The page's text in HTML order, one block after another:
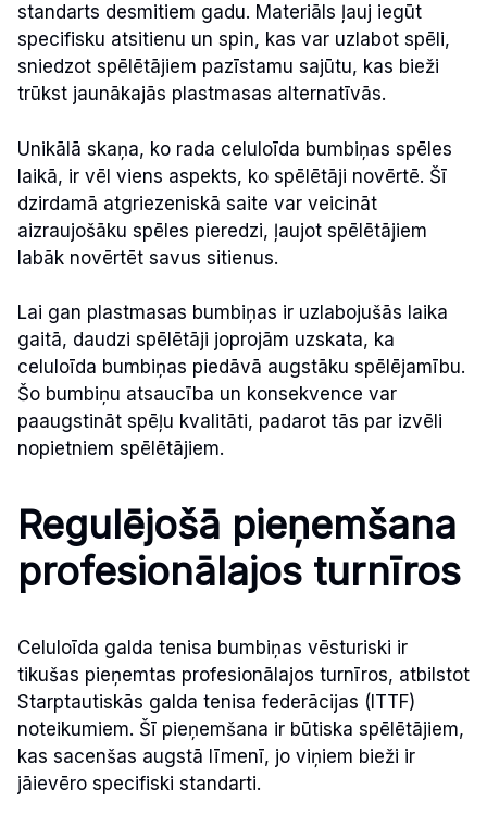
standarts desmitiem gadu. Materiāls ļauj iegūt
specifisku atsitienu un spin, kas var uzlabot spēli,
sniedzot spēlētājiem pazīstamu sajūtu, kas bieži
trūkst jaunākajās plastmasas alternatīvās.
Unikālā skaņa, ko rada celuloīda bumbiņas spēles
laikā, ir vēl viens aspekts, ko spēlētāji novērtē. Šī
dzirdamā atgriezeniskā saite var veicināt
aizraujošāku spēles pieredzi, ļaujot spēlētājiem
labāk novērtēt savus sitienus.
Lai gan plastmasas bumbiņas ir uzlabojušās laika
gaitā, daudzi spēlētāji joprojām uzskata, ka
celuloīda bumbiņas piedāvā augstāku spēlējamību.
Šo bumbiņu atsaucība un konsekvence var
paaugstināt spēļu kvalitāti, padarot tās par izvēli
nopietniem spēlētājiem.
Regulējošā pieņemšana
profesionālajos turnīros
Celuloīda galda tenisa bumbiņas vēsturiski ir
tikušas pieņemtas profesionālajos turnīros, atbilstot
Starptautiskās galda tenisa federācijas (ITTF)
noteikumiem. Šī pieņemšana ir būtiska spēlētājiem,
kas sacenšas augstā līmenī, jo viņiem bieži ir
jāievēro specifiski standarti.